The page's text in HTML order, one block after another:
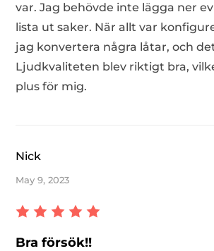
var. Jag behövde inte lägga ner
lista ut saker. När allt var
jag konvertera några låtar, och
Ljudkvaliteten blev riktigt bra,
plus för mig.
Nick
May 9, 2023
Bra försök!!